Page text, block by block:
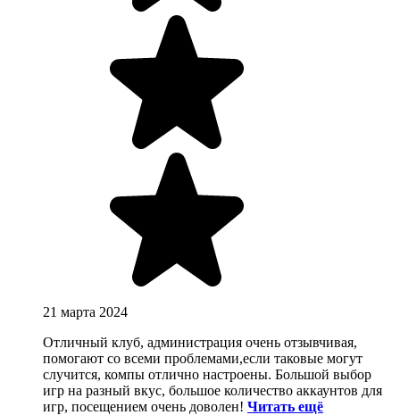
21 марта 2024
Отличный клуб, администрация очень отзывчивая,
помогают со всеми проблемами,если таковые могут
случится, компы отлично настроены. Большой выбор
игр на разный вкус, большое количество аккаунтов для
игр, посещением очень доволен! Читать ещё